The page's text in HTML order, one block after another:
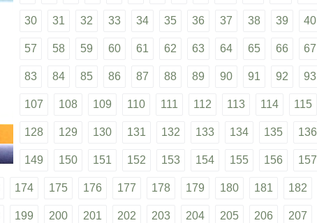
30 31 32 33 34 35 36 37 38 39 40
57 58 59 60 61 62 63 64 65 66 67
83 84 85 86 87 88 89 90 91 92 93
107 108 109 110 111 112 113 114 115
128 129 130 131 132 133 134 135 136
149 150 151 152 153 154 155 156 157
174 175 176 177 178 179 180 181 182
199 200 201 202 203 204 205 206 207